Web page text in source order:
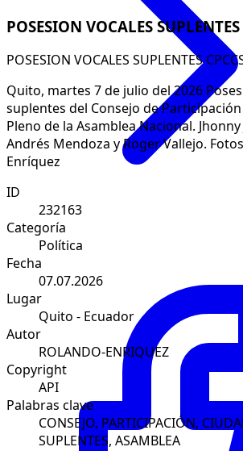
POSESION VOCALES SUPLENTES
POSESION VOCALES SUPLENTES
Quito, martes 7 de julio del 2026
suplentes del Consejo de
Pleno de la Asamblea Nacional. Jhonny
Andrés Mendoza y Roger Vallejo.
Enríquez
ID
232163
Categoría
Política
Fecha
07.07.2026
Lugar
Quito - Ecuador
Autor
ROLANDO-ENRIQUEZ
Copyright
API
Palabras clave
CONSEJO, PARTICIPACIÓN,
SUPLENTES, ASAMBLEA